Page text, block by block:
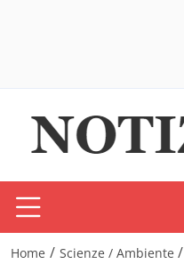
Home / Scienze / Ambiente /